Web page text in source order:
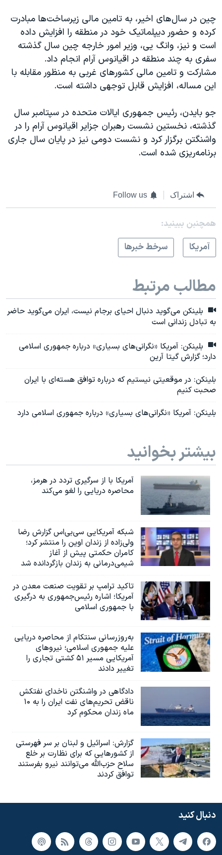
چین در سال‌های اخیر، به تامین مالی زیرساخت‌ها مبادرت
کرده و حضور دیپلماتیک خود در منطقه را افزایش داده
است و نیز، وانگ یی، وزیر امور خارجه چین سال گذشته
سفری به چند منطقه در اقیانوس آرام انجام داد.
مشارکت و تامین مالی کشورهای غربی به منظور مقابله با
این مساله، افزایش قابل توجهی داشته است.
جو بایدن، رئیس جمهوری ایالات متحده در سپتامبر سال
گذشته، نخستین نشست رهبران جزایر اقیانوس آرام را در
واشنگتن برگزار کرد و نشست دومی نیز در پایان سال جاری
برنامه‌ریزی شده است.
اشتراک Follow us
همچنبن ببینید:
آمريکا
سرخط خبرها
مطالب مرتبط
بلینکن می‌گوید دنبال احیای برجام نیست، ایران می‌گوید حاضر
به تبادل زندانی است
بلینکن: آمریکا «نگرانی‌های بسیاری» درباره جمهوری اسلامی
دارد؛ گزارش گیتا آرین
بلینکن: در موقعیتی نیستیم که درباره توافق هسته‌ای با ایران
صحبت کنیم
بلینکن: آمریکا «نگرانی‌های بسیاری» درباره جمهوری اسلامی دارد
بیشتر بخوانید
آمریکا با از سرگیری تردد در هرمز،
محاصره دریایی را لغو می‌کند
شبکه آمریکایی سی‌بی‌‌اس گزارش رضا
ولی‌زاده از زندان اوین را منتشر کرد؛
کامران حکمتی پیش از آغاز
شیمی‌درمانی به زندان بازگردانده شد
تاکید ترامپ بر تقویت صنعت معدن در
آمریکا؛ اشاره رئیس‌جمهوری به درگیری
با جمهوری اسلامی
به‌روزرسانی سنتکام از محاصره دریایی
علیه جمهوری اسلامی؛ نیروهای
آمریکایی مسیر ۵۱ کشتی تجاری را
تغییر دادند
دادگاهی در واشنگتن ناخدای نفتکش
ناقض تحریم‌های نفت ایران را به ۱۰
ماه زندان محکوم کرد
گزارش‌: اسرائيل و لبنان بر سر فهرستی
از کشورهایی که برای نظارت بر خلع
سلاح حزب‌الله می‌توانند نیرو بفرستند
توافق کردند
دنبال کنید